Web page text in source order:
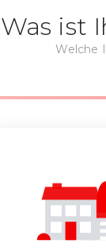
Was ist
Welche